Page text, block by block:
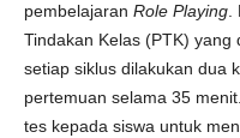
pembelajaran Role Playing.
Tindakan Kelas (PTK) yang
setiap siklus dilakukan dua
pertemuan selama 35
tes kepada siswa untuk